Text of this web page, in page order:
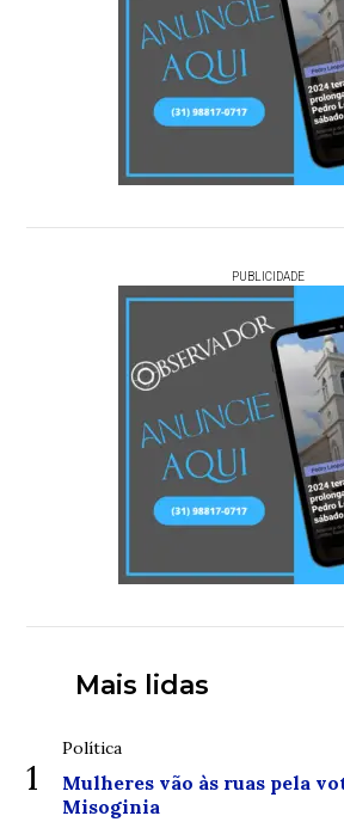
PUBLICIDADE
Mais lidas
1
Política
Mulheres vão às ruas pela
Misoginia